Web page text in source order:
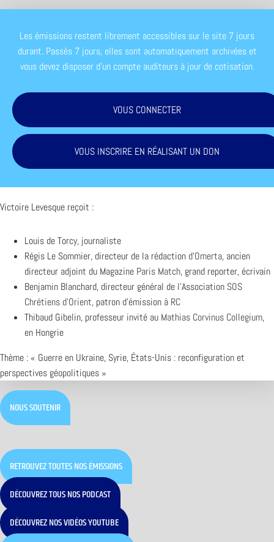
Les émissions restent librement accessibles sur le site 7 jours
durant. Passés 7 jours, elles sont automatiquement archivées et
vous devez disposer d'un compte auditeurs à jour de cotisation.
VOUS CONNECTER
VOUS INSCRIRE EN RÉALISANT UN DON
Victoire Levesque reçoit :
Louis de Torcy, journaliste
Régis Le Sommier, directeur de la rédaction d’Omerta, ancien
directeur adjoint du Magazine Paris Match, grand reporter, écrivain
Benjamin Blanchard, directeur général de l’Association SOS
Chrétiens d’Orient, patron d’émission à RC
Thibaud Gibelin, professeur invité au Mathias Corvinus Collegium,
en Hongrie
Thème : « Guerre en Ukraine, Syrie, États-Unis : reconfiguration et
perspectives géopolitiques »
NOUS SOUTENIR
RETROUVEZ TOUTES NOS ÉMISSIONS
DÉCOUVREZ TOUS NOS PODCAST
DÉCOUVREZ NOS VIDÉOS YOUTUBE